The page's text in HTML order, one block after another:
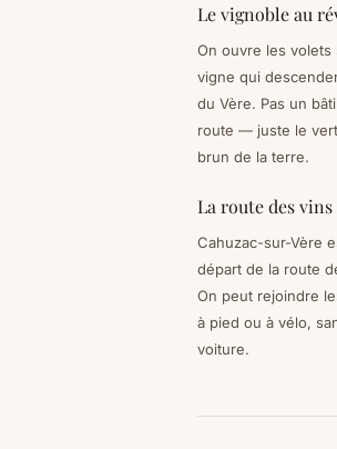
Le vignoble au
On ouvre les volets
vigne qui
du Vère. Pas un
route — juste le
brun de la terre.
La route des vins
Cahuzac-sur-Vère
départ de la route
On peut rejoindre
à pied ou à vélo,
voiture.